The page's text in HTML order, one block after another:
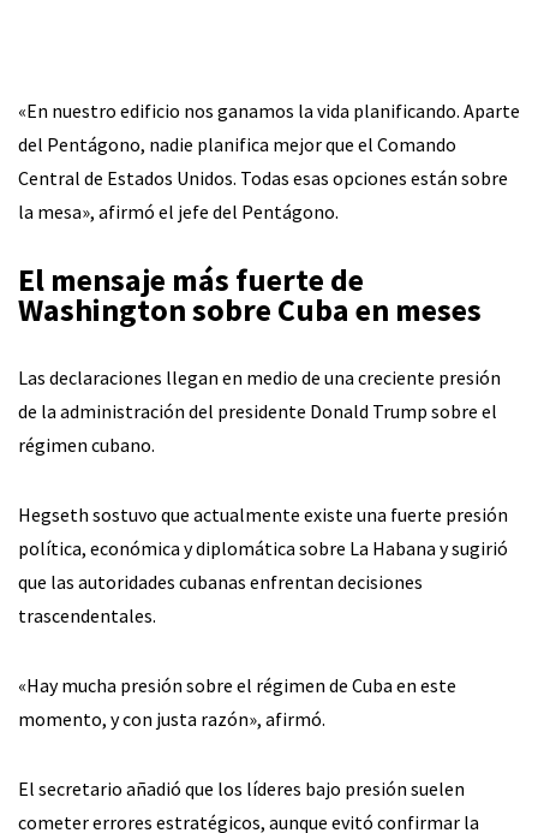
«En nuestro edificio nos ganamos la vida planificando. Aparte
del Pentágono, nadie planifica mejor que el Comando
Central de Estados Unidos. Todas esas opciones están sobre
la mesa», afirmó el jefe del Pentágono.
El mensaje más fuerte de
Washington sobre Cuba en meses
Las declaraciones llegan en medio de una creciente presión
de la administración del presidente Donald Trump sobre el
régimen cubano.
Hegseth sostuvo que actualmente existe una fuerte presión
política, económica y diplomática sobre La Habana y sugirió
que las autoridades cubanas enfrentan decisiones
trascendentales.
«Hay mucha presión sobre el régimen de Cuba en este
momento, y con justa razón», afirmó.
El secretario añadió que los líderes bajo presión suelen
cometer errores estratégicos, aunque evitó confirmar la